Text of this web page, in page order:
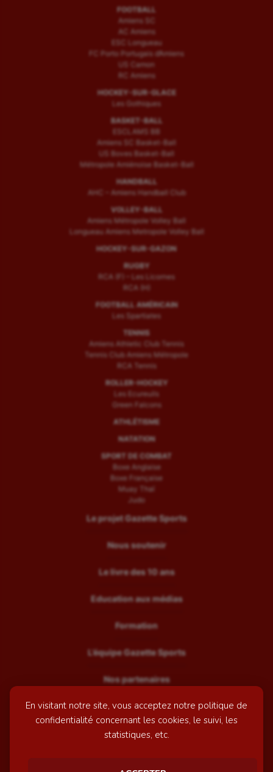
En visitant notre site, vous acceptez notre politique de
confidentialité concernant les cookies, le suivi, les
statistiques, etc.
FOOTBALL
Amiens SC
AC Amiens
ESC Longueau
FC Porto Portugais d’Amiens
US Camon
RC Amiens
HOCKEY-SUR-GLACE
Les Gothiques
BASKET-BALL
ESCLAMS BB
Amiens SC Basket-Ball
US Boves Basket-Ball
Métropole Amiénoise Basket-Ball
HANDBALL
AHC – Amiens Handball Club
VOLLEY-BALL
Amiens Métropole Volley Ball
Longueau Amiens Metropole Volley Ball
HOCKEY-SUR-GAZON
RUGBY
RCA (F) – Les Licornes
RCA (H)
FOOTBALL AMÉRICAIN
Les Spartiates
TENNIS
Amiens Athletic Club Tennis
Tennis Club Amiens Métropole
RCA Tennis
ROLLER-HOCKEY
Les Ecureuils
Green Falcons
ATHLÉTISME
NATATION
SPORT DE COMBAT
Boxe Anglaise
Boxe Française
Muay Thaï
Judo
Le projet Gazette Sports
Nous soutenir
Le livre des 10 ans
Education aux médias
Formation
L’équipe Gazette Sports
Nos partenaires
Recrutement
Mentions légales